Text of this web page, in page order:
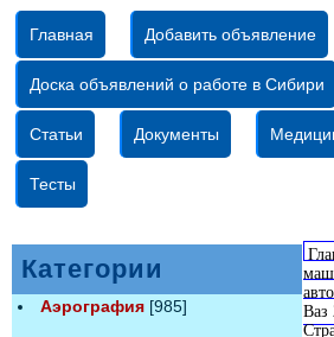
Главная Добавить объявление
Доска объявлений о работе в Сибири
Статьи Документы
Тесты
Категории
Аэрография [985]
авто
Ваз